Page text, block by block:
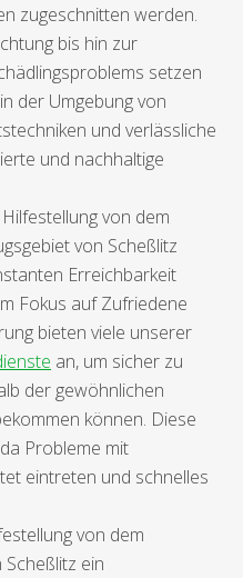
zugeschnitten werden.
bis hin zur
setzen
der Umgebung von
und verlässliche
und nachhaltige
von dem
von Scheßlitz
Erreichbarkeit
Fokus auf Zufriedene
bieten viele unserer
an, um sicher zu
der gewöhnlichen
können. Diese
Probleme mit
eintreten und schnelles
von dem
ein